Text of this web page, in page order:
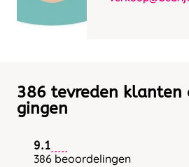
386 tevreden klanten
gingen
9.1
386 beoordelingen